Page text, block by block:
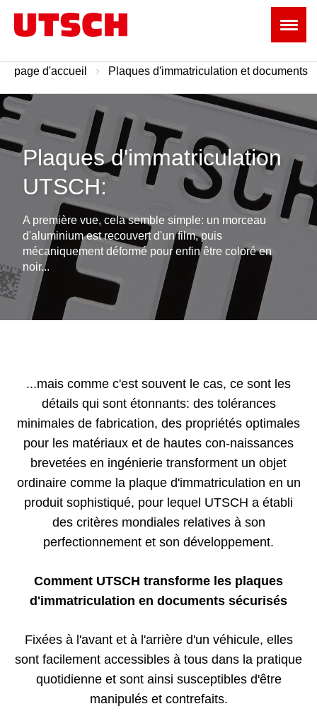
page d'accueil Plaques d'immatriculation et documents
Plaques d'immatriculation
UTSCH:
A première vue, cela semble simple: un morceau
d'aluminium est recouvert d'un film, puis
mécaniquement déformé pour enfin être coloré en
noir...
...mais comme c'est souvent le cas, ce sont les
détails qui sont étonnants: des tolérances
minimales de fabrication, des propriétés optimales
pour les matériaux et de hautes con-naissances
brevetées en ingénierie transforment un objet
ordinaire comme la plaque d'immatriculation en un
produit sophistiqué, pour lequel UTSCH a établi
des critères mondiales relatives à son
perfectionnement et son développement.
Comment UTSCH transforme les plaques
d'immatriculation en documents sécurisés
Fixées à l'avant et à l'arrière d'un véhicule, elles
sont facilement accessibles à tous dans la pratique
quotidienne et sont ainsi susceptibles d'être
manipulés et contrefaits.